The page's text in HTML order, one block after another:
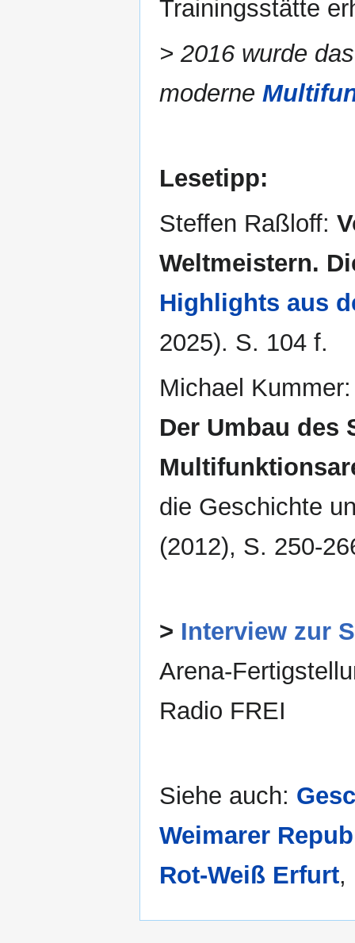
Trainingsstätte
> 2016 wurde
moderne
Lesetipp:
Steffen Raßloff:
Weltmeistern.
Highlights aus
2025). S. 104 f.
Michael
Der Umbau des
die Geschichte
(2012), S. 250-
> Interview zur
Arena-
Radio FREI
Siehe auch:
Weimarer
Rot-Weiß Erfurt,